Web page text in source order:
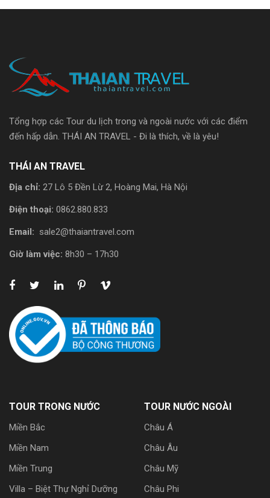
Tổng hợp các Tour du lịch trong và ngoài nước với các điểm
đến hấp dẫn. THÁI AN TRAVEL - Đi là thích, về là yêu!
THÁI AN TRAVEL
Địa chỉ: 27 Lô 5 Đền Lừ 2, Hoàng Mai, Hà Nội
Điện thoại: 0862.880.833
Email: sale2@thaiantravel.com
Giờ làm việc: 8h30 – 17h30
TOUR TRONG NƯỚC
Miền Bắc
Miền Nam
Miền Trung
Villa – Biệt Thự Nghỉ Dưỡng
TOUR NƯỚC NGOÀI
Châu Á
Châu Âu
Châu Mỹ
Châu Phi